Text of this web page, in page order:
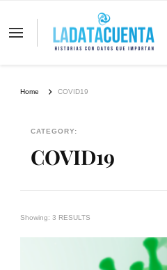
Home COVID19
CATEGORY:
COVID19
Showing: 3 RESULTS